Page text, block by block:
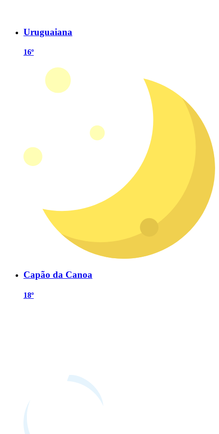
Uruguaiana
16º
Capão da Canoa
18º